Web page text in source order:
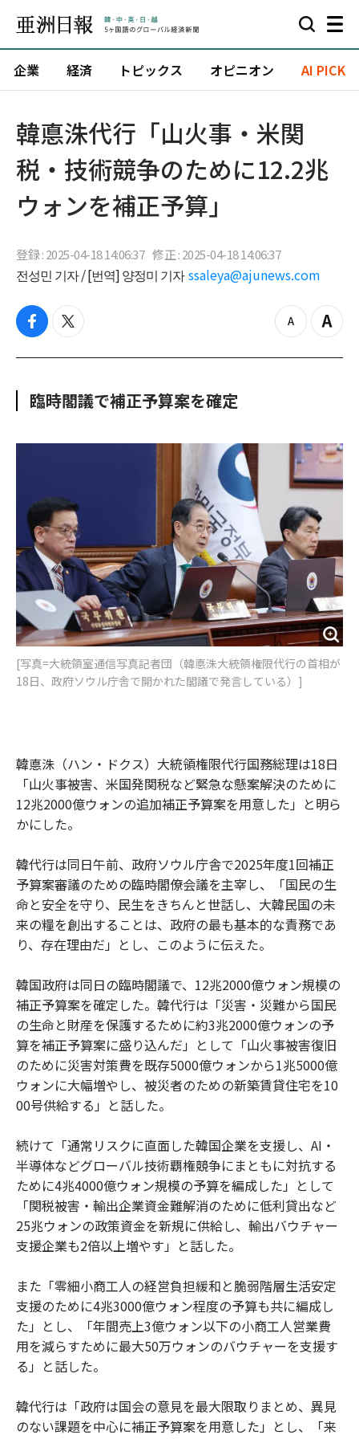
企業 経済 トピックス オピニオン AI PICK
韓悳洙代行「山火事・米関
税・技術競争のために12.2兆
ウォンを補正予算」
登録 : 2025-04-18 14:06:37 修正 : 2025-04-18 14:06:37
전성민 기자 / [번역] 양정미 기자 ssaleya@ajunews.com
f
c
o
t
i
e
z
o
Z
o
臨時閣議で補正予算案を確定
[写真=大統領室通信写真記者団（韓悳洙大統領権限代行の首相が
18日、政府ソウル庁舎で開かれた閣議で発言している）]
韓悳洙（ハン・ドクス）大統領権限代行国務総理は18日
「山火事被害、米国発関税など緊急な懸案解決のために
12兆2000億ウォンの追加補正予算案を用意した」と明ら
かにした。
韓代行は同日午前、政府ソウル庁舎で2025年度1回補正
予算案審議のための臨時閣僚会議を主宰し、「国民の生
命と安全を守り、民生をきちんと世話し、大韓民国の未
来の糧を創出することは、政府の最も基本的な責務であ
り、存在理由だ」とし、このように伝えた。
韓国政府は同日の臨時閣議で、12兆2000億ウォン規模の
補正予算案を確定した。韓代行は「災害・災難から国民
の生命と財産を保護するために約3兆2000億ウォンの予
算を補正予算案に盛り込んだ」として「山火事被害復旧
のために災害対策費を既存5000億ウォンから1兆5000億
ウォンに大幅増やし、被災者のための新築賃貸住宅を10
00号供給する」と話した。
続けて「通常リスクに直面した韓国企業を支援し、AI・
半導体などグローバル技術覇権競争にまともに対抗する
ために4兆4000億ウォン規模の予算を編成した」として
「関税被害・輸出企業資金難解消のために低利貸出など
25兆ウォンの政策資金を新規に供給し、輸出バウチャー
支援企業も2倍以上増やす」と話した。
また「零細小商工人の経営負担緩和と脆弱階層生活安定
支援のために4兆3000億ウォン程度の予算も共に編成し
た」とし、「年間売上3億ウォン以下の小商工人営業費
用を減らすために最大50万ウォンのバウチャーを支援す
る」と話した。
韓代行は「政府は国会の意見を最大限取りまとめ、異見
のない課題を中心に補正予算案を用意した」とし、「来